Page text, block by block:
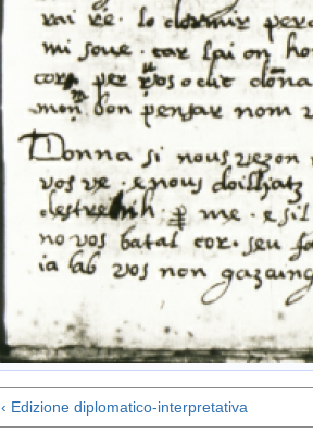
‹ Edizione diplomatico-interpretativa